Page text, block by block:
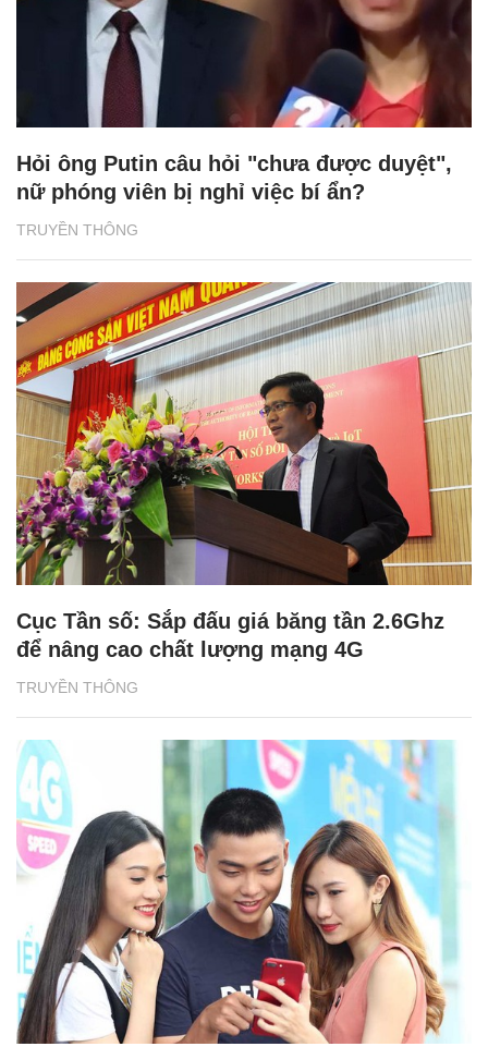
TRUYỀN THÔNG
Hỏi ông Putin câu hỏi "chưa được duyệt",
nữ phóng viên bị nghỉ việc bí ẩn?
TRUYỀN THÔNG
Cục Tần số: Sắp đấu giá băng tần 2.6Ghz
để nâng cao chất lượng mạng 4G